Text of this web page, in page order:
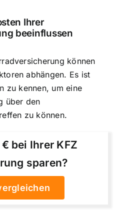
Ihrer
beeinflussen
können
abhängen. Es ist
zu kennen, um eine
über den
zu können.
bei Ihrer KFZ
sparen?